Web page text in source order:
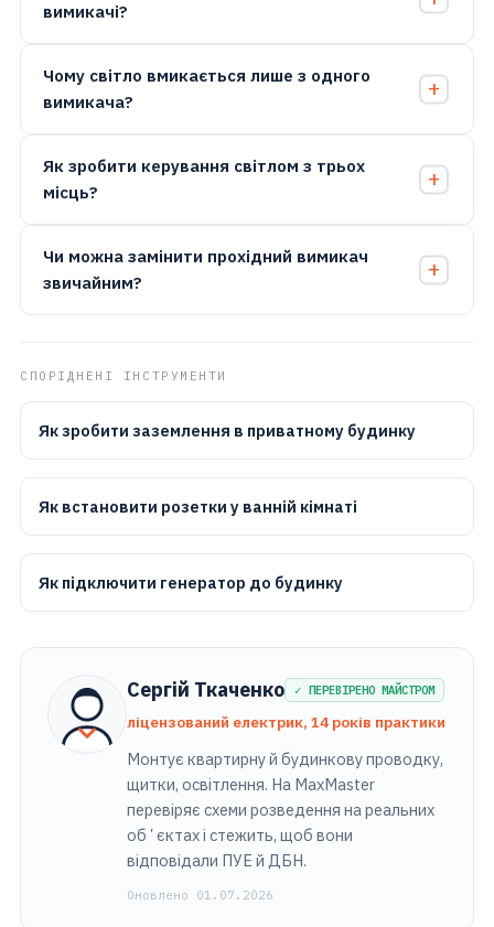
вимикачі?
Чому світло вмикається лише з одного
вимикача?
Як зробити керування світлом з трьох
місць?
Чи можна замінити прохідний вимикач
звичайним?
СПОРІДНЕНІ ІНСТРУМЕНТИ
Як зробити заземлення в приватному будинку
Як встановити розетки у ванній кімнаті
Як підключити генератор до будинку
Сергій Ткаченко ✓ ПЕРЕВІРЕНО МАЙСТРОМ
ліцензований електрик, 14 років практики
Монтує квартирну й будинкову проводку,
щитки, освітлення. На MaxMaster
перевіряє схеми розведення на реальних
обʼєктах і стежить, щоб вони
відповідали ПУЕ й ДБН.
Оновлено 01.07.2026